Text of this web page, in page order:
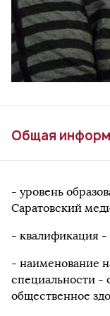
Общая
- уровень
Саратовский
- квалификация -
- наименование
специальности -
общественное